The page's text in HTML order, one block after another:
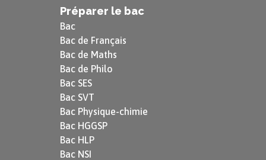
Préparer le bac
Bac
Bac de Français
Bac de Maths
Bac de Philo
Bac SES
Bac SVT
Bac Physique-chimie
Bac HGGSP
Bac HLP
Bac NSI